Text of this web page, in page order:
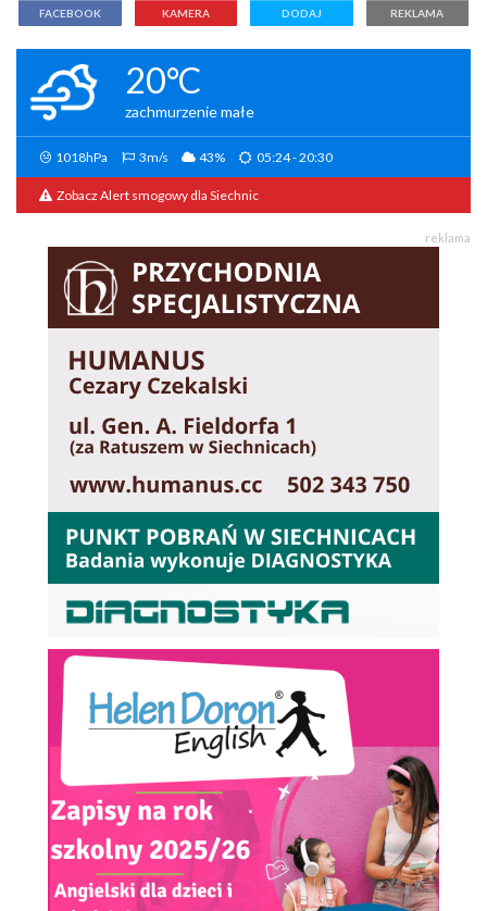
FACEBOOK KAMERA DODAJ REKLAMA
20°C
zachmurzenie małe
1018hPa 3m/s 43% 05:24 - 20:30
Zobacz Alert smogowy dla Siechnic
reklama